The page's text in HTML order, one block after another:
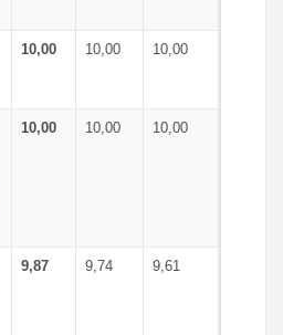
10,00 10,00 10,00
10,00 10,00 10,00
9,87 9,74 9,61